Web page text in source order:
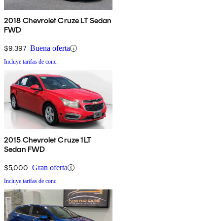
2018 Chevrolet Cruze LT Sedan
FWD
$9,397 Buena oferta
Incluye tarifas de conc.
2015 Chevrolet Cruze 1LT
Sedan FWD
$5,000 Gran oferta
Incluye tarifas de conc.